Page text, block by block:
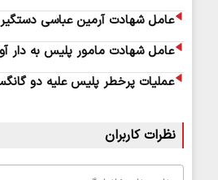
عامل شهادت آرمین عباسی
عامل شهادت مامور پلیس به دار
عملیات پرخطر پلیس علیه دو گانگستر مخوف/ مجرمان
نظرات کاربران